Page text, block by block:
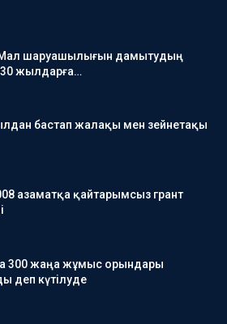
шаруашылығын дамытудың
жылдарға…
бастап жалақы мен зейнетақы
азаматқа қайтарымсыз грант
300 жаңа жұмыс орындары
деп күтілуде